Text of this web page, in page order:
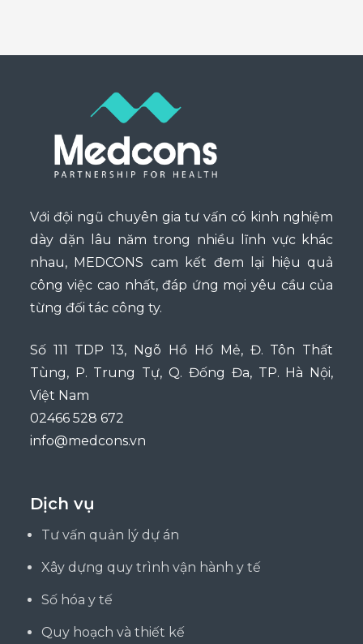
Với đội ngũ chuyên gia tư vấn có kinh nghiệm
dày dặn lâu năm trong nhiều lĩnh vực khác
nhau, MEDCONS cam kết đem lại hiệu quả
công việc cao nhất, đáp ứng mọi yêu cầu của
từng đối tác công ty.
Số 111 TDP 13, Ngõ Hồ Hố Mẻ, Đ. Tôn Thất
Tùng, P. Trung Tự, Q. Đống Đa, TP. Hà Nội,
Việt Nam
02466 528 672
info@medcons.vn
Dịch vụ
Tư vấn quản lý dự án
Xây dựng quy trình vận hành y tế
Số hóa y tế
Quy hoạch và thiết kế